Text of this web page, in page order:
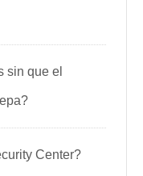
sin que el
Center?